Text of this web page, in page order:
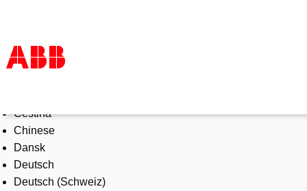
Products & Solutions
Industries
Services
About us
Where to buy
Čeština
Chinese
Dansk
Deutsch
Deutsch (Schweiz)